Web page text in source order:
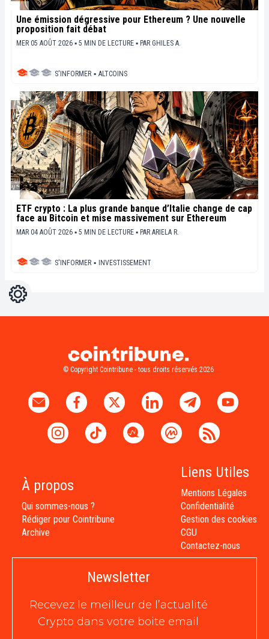
Une émission dégressive pour Ethereum ? Une nouvelle
proposition fait débat
MER 05 AOÛT 2026 ▪ 5 MIN DE LECTURE ▪ PAR GHILES A.
S'INFORMER ▪ ALTCOINS
ETF crypto : La plus grande banque d’Italie change de cap
face au Bitcoin et mise massivement sur Ethereum
MAR 04 AOÛT 2026 ▪ 5 MIN DE LECTURE ▪ PAR ARIELA R.
S'INFORMER ▪ INVESTISSEMENT
Réglages
© Copyright Cointribune - tous droits réservés 2026
À propos
Qui sommes-nous ?
Rédiger pour Cointribune
Archive
Liens Utiles
Mentions Légales
Confidentialité
Gestion des cookies
CGU
Contactez-nous
Newsletter
Recevez le meilleur de l’actualité
Crypto dans votre boite email